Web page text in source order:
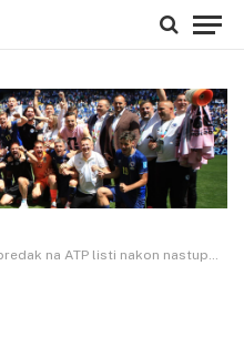
listi nakon nastupa na Roland Garrosu